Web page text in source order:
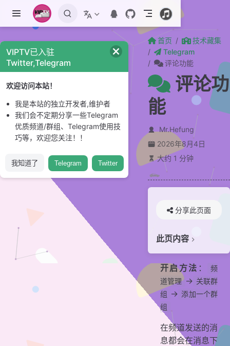
跳至主要內容
首页
技术藏集
Telegram
评论功能
评论功
能
Mr.Hefung
2026年8月4日
大约 1 分钟
分享此页面
此页内容
贡献者
开启方法 ：
频
道管理 -> 关联群
组
-> 添加一个群
组
在频道发送的消
息都会在消息下
VIPTV已入驻
Twitter,Telegram
欢迎访问本站！
我是本站的独立开发者,维护者
我们会不定期分享一些Telegram
优质频道/群组、Telegram使用技
巧等，欢迎您关注！！
我知道了 Telegram Twitter